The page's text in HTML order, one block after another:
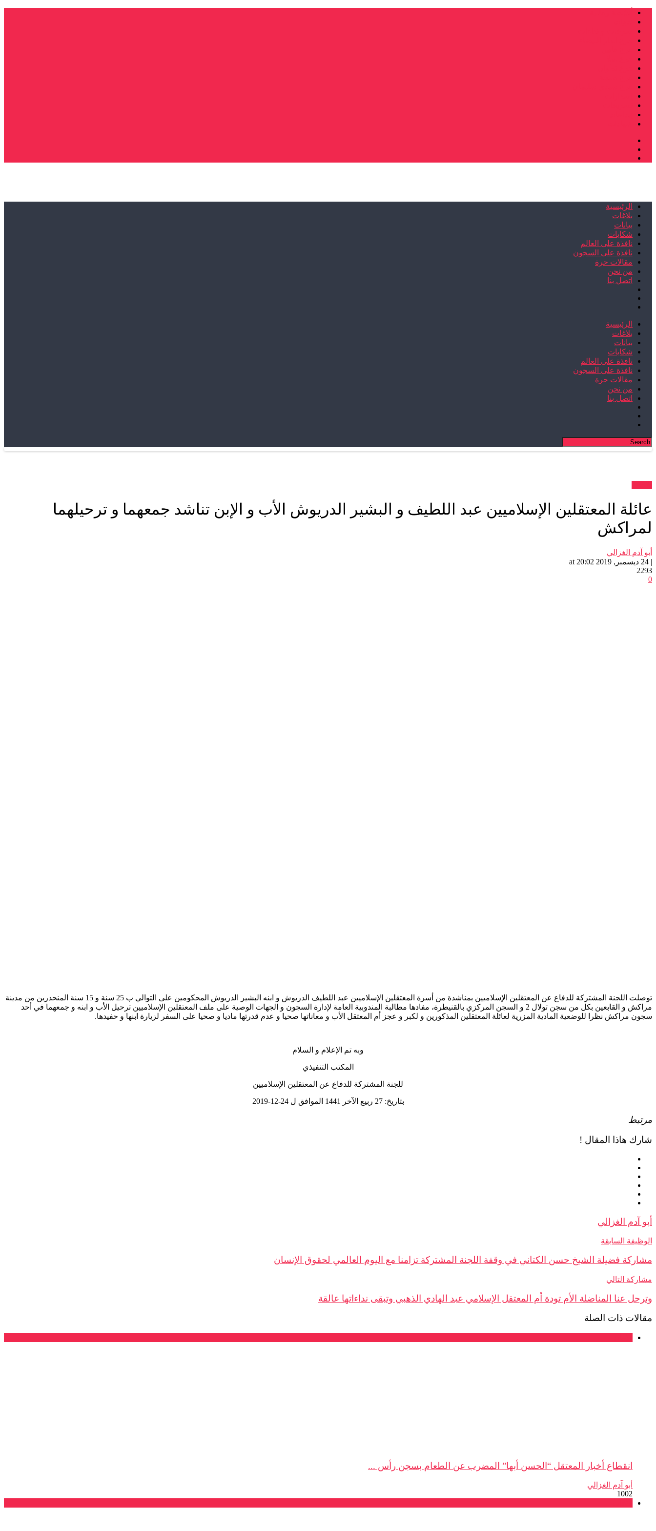
الرئيسية
بلاغات
بيانات
شكايات
نافذة على العالم
نافذة على السجون
مقالات حرة
من نحن
اتصل بنا
الرئيسية
بلاغات
بيانات
شكايات
نافذة على العالم
نافذة على السجون
مقالات حرة
من نحن
اتصل بنا
عائلة المعتقلين الإسلاميين عبد اللطيف و البشير الدريوش الأب و الإبن تناشد جمعهما و ترحيلهما
لمراكش
أبو آدم الغزالي
| 24 ديسمبر, 2019 at 20:02
2293
0
توصلت اللجنة المشتركة للدفاع عن المعتقلين الإسلاميين بمناشدة من أسرة المعتقلين الإسلاميين عبد اللطيف الدريوش و ابنه البشير الدريوش المحكومين على التوالي ب 25 سنة و 15 سنة المنحدرين من مدينة
مراكش و القابعين بكل من سجن تولال 2 و السجن المركزي بالقنيطرة، مفادها مطالبة المندوبية العامة لإدارة السجون و الجهات الوصية على ملف المعتقلين الإسلاميين ترحيل الأب و ابنه و جمعهما في أحد
سجون مراكش نظرا للوضعية المادية المزرية لعائلة المعتقلين المذكورين و لكبر و عجز أم المعتقل الأب و معاناتها صحيا و عدم قدرتها ماديا و صحيا على السفر لزيارة ابنها و حفيدها.
وبه تم الإعلام و السلام
المكتب التنفيذي
للجنة المشتركة للدفاع عن المعتقلين الإسلاميين
بتاريخ: 27 ربيع الآخر 1441 الموافق ل 24-12-2019
مرتبط
شارك هاذا المقال !
أبو آدم الغزالي
الوظيفة السابقة
مشاركة فضيلة الشيخ حسن الكتاني في وقفة اللجنة المشتركة تزامنا مع اليوم العالمي لحقوق الإنسان
مشاركة التالي
وترحل عنا المناضلة الأم تودة أم المعتقل الإسلامي عبد الهادي الذهبي وتبقى نداءاتها عالقة
مقالات ذات الصلة
انقطاع أخبار المعتقل “الحسن أبها” المضرب عن الطعام بسجن رأس ...
أبو آدم الغزالي
1002